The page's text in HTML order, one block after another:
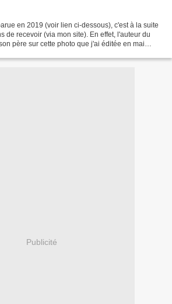
en 2019 (voir lien ci-dessous), c'est à la suite
de recevoir (via mon site). En effet, l'auteur du
père sur cette photo que j'ai éditée en mai
Publicité